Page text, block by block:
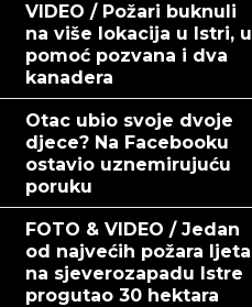
VIDEO / Požari buknuli
na više lokacija u Istri, u
pomoć pozvana i dva
kanadera
Otac ubio svoje dvoje
djece? Na Facebooku
ostavio uznemirujuću
poruku
FOTO & VIDEO / Jedan
od najvećih požara ljeta
na sjeverozapadu Istre
progutao 30 hektara